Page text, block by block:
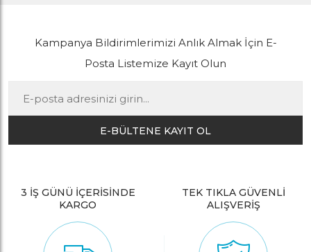
Kampanya Bildirimlerimizi Anlık Almak İçin E-
Posta Listemize Kayıt Olun
E-BÜLTENE KAYIT OL
3 İŞ GÜNÜ İÇERİSİNDE
KARGO
TEK TIKLA GÜVENLİ
ALIŞVERİŞ